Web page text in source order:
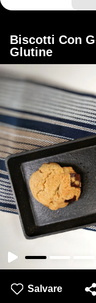
Biscotti Con
Glutine
Salvare